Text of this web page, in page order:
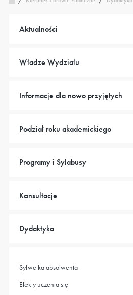
Aktualności
Władze Wydziału
Informacje dla nowo przyjętych
Podział roku akademickiego
Programy i Sylabusy
Konsultacje
Dydaktyka
Sylwetka absolwenta
Efekty uczenia się